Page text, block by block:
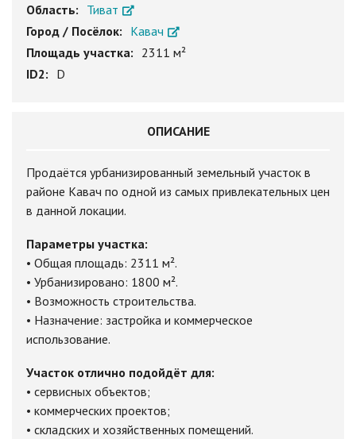
Область: Тиват
Город / Посёлок: Кавач
Площадь участка: 2311 м²
ID2: D
ОПИСАНИЕ
Продаётся урбанизированный земельный участок в
районе Кавач по одной из самых привлекательных цен
в данной локации.
Параметры участка:
• Общая площадь: 2311 м².
• Урбанизировано: 1800 м².
• Возможность строительства.
• Назначение: застройка и коммерческое
использование.
Участок отлично подойдёт для:
• сервисных объектов;
• коммерческих проектов;
• складских и хозяйственных помещений.